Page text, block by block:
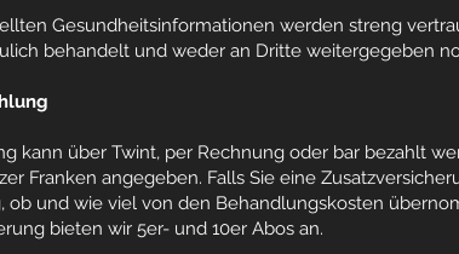
Gesundheitsinformationen werden streng
behandelt und weder an Dritte weitergegeben
kann über Twint, per Rechnung oder bar bezahlt
Franken angegeben. Falls Sie eine
ob und wie viel von den Behandlungskosten
bieten wir 5er- und 10er Abos an.